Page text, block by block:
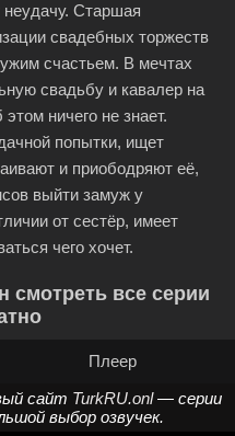
неудачу. Старшая
свадебных торжеств
счастьем. В мечтах
свадьбу и кавалер на
ничего не знает.
попытки, ищет
и приободряют её,
выйти замуж у
от сестёр, имеет
чего хочет.
смотреть все серии
Плеер
сайт TurkRU.onl— серии
выбор озвучек.